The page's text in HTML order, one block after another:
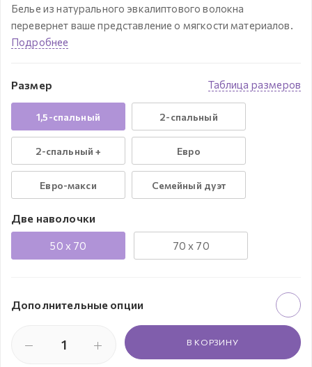
Белье из натурального эвкалиптового волокна
перевернет ваше представление о мягкости материалов.
Подробнее
Таблица размеров
Размер
1,5-спальный 2-спальный
2-спальный + Евро
Евро-макси Семейный дуэт
Две наволочки
50 x 70 70 x 70
Дополнительные опции
В КОРЗИНУ